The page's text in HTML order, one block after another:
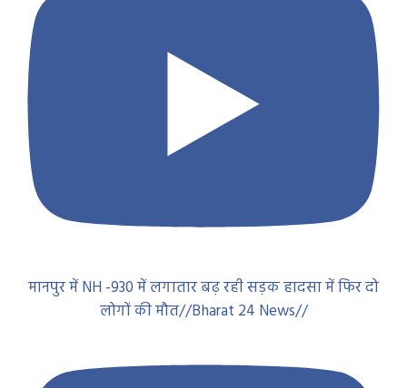
मानपुर में NH -930 में लगातार बढ़ रही सड़क हादसा में फिर दो
लोगों की मौत//Bharat 24 News//